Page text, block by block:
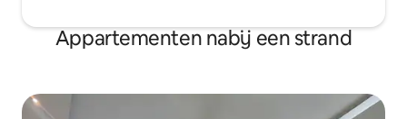
Appartementen nabij een strand